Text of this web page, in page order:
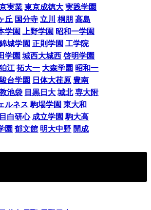
実業 東京成徳大 実践学園
丘 国分寺 立川 桐朋 高島
学園 上野学園 昭和一学園
城学園 正則学園 工学院
学園 城西大城西 啓明学園
江 拓大一 大森学園 昭和一
台学園 日体大荏原 豊南
池袋 目黒日大 城北 専大附
ルネス 駒場学園 東大和
目白研心 成立学園 駒大高
園 郁文館 明大中野 開成